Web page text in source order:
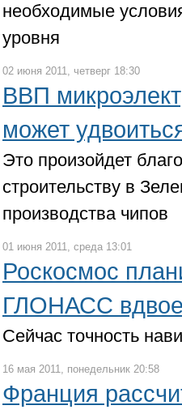
необходимые
уровня
02 июня 2011, четверг 18:30
ВВП
может
Это произойдет
строительству в
производства чипов
01 июня 2011, среда 13:01
Роскосмос
ГЛОНАСС вдвое
Сейчас точность
16 мая 2011, понедельник 20:58
Франция